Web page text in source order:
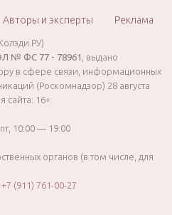
Авторы и эксперты Реклама
№ ФС 77 - 78961
, выдано
в сфере связи, информационных
(Роскомнадзор) 28 августа
сайта: 16+
10:00 — 19:00
органов (в том числе, для
+7 (911) 761-00-27